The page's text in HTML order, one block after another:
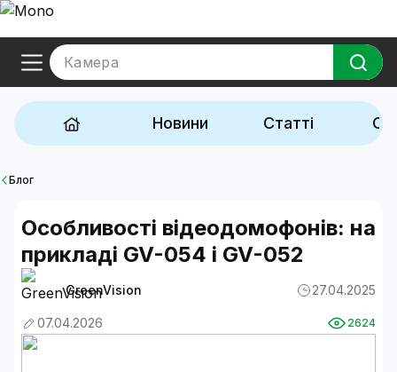
Камера
Новини Статті
Блог
Особливості відеодомофонів: на
прикладі GV-054 і GV-052
GreenVision 27.04.2025
07.04.2026 2624